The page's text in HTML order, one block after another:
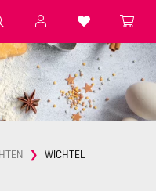
Aufbewahren
Speisefarben
Geschenktüten
Küchenhelfer
WICHTEL